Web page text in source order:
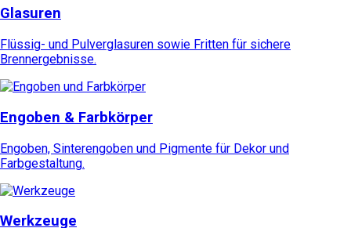
Glasuren
Flüssig- und Pulverglasuren sowie Fritten für sichere
Brennergebnisse.
Engoben & Farbkörper
Engoben, Sinterengoben und Pigmente für Dekor und
Farbgestaltung.
Werkzeuge